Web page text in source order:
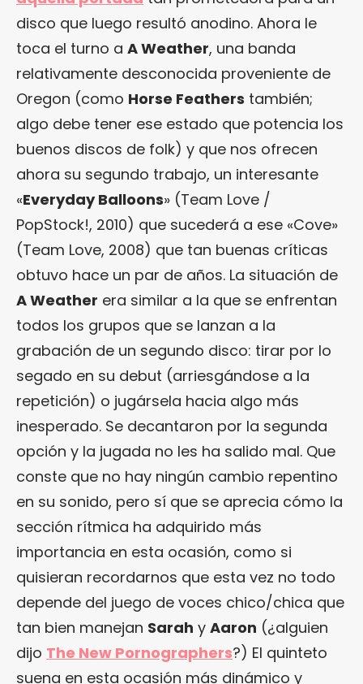
disco que luego resultó anodino. Ahora le
toca el turno a A Weather, una banda
relativamente desconocida proveniente de
Oregon (como Horse Feathers también;
algo debe tener ese estado que potencia los
buenos discos de folk) y que nos ofrecen
ahora su segundo trabajo, un interesante
«Everyday Balloons» (Team Love /
PopStock!, 2010) que sucederá a ese «Cove»
(Team Love, 2008) que tan buenas críticas
obtuvo hace un par de años. La situación de
A Weather era similar a la que se enfrentan
todos los grupos que se lanzan a la
grabación de un segundo disco: tirar por lo
segado en su debut (arriesgándose a la
repetición) o jugársela hacia algo más
inesperado. Se decantaron por la segunda
opción y la jugada no les ha salido mal. Que
conste que no hay ningún cambio repentino
en su sonido, pero sí que se aprecia cómo la
sección rítmica ha adquirido más
importancia en esta ocasión, como si
quisieran recordarnos que esta vez no todo
depende del juego de voces chico/chica que
tan bien manejan Sarah y Aaron (¿alguien
dijo The New Pornographers?) El quinteto
suena en esta ocasión más dinámico y